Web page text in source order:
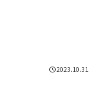
2023.10.31